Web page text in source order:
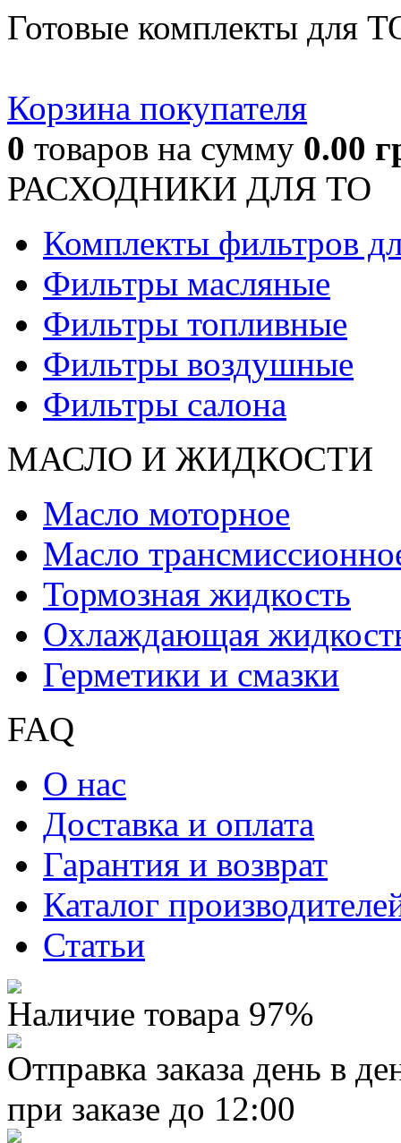
Готовые комплекты для
Корзина покупателя
0 товаров на сумму 0.00
РАСХОДНИКИ ДЛЯ ТО
Комплекты фильтров
Фильтры масляные
Фильтры топливные
Фильтры воздушные
Фильтры салона
МАСЛО И ЖИДКОCТИ
Масло моторное
Масло
Тормозная жидкость
Охлаждающая
Герметики и смазки
FAQ
О нас
Доставка и оплата
Гарантия и возврат
Каталог
Статьи
Наличие товара 97%
Отправка заказа день в
при заказе до 12:00